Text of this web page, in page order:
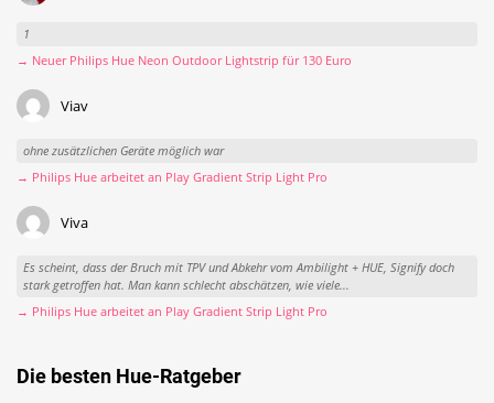
1
→ Neuer Philips Hue Neon Outdoor Lightstrip für 130 Euro
Viav
ohne zusätzlichen Geräte möglich war
→ Philips Hue arbeitet an Play Gradient Strip Light Pro
Viva
Es scheint, dass der Bruch mit TPV und Abkehr vom Ambilight + HUE, Signify doch
stark getroffen hat. Man kann schlecht abschätzen, wie viele...
→ Philips Hue arbeitet an Play Gradient Strip Light Pro
Die besten Hue-Ratgeber